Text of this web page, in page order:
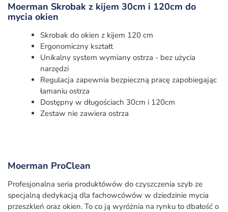
Moerman Skrobak z kijem 30cm i 120cm do
mycia okien
Skrobak do okien z kijem 120 cm
Ergonomiczny kształt
Unikalny system wymiany ostrza - bez użycia
narzędzi
Regulacja zapewnia bezpieczną pracę zapobiegając
łamaniu ostrza
Dostępny w długościach 30cm i 120cm
Zestaw nie zawiera ostrza
Moerman ProClean
Profesjonalna seria produktówów do czyszczenia szyb ze
specjalną dedykacją dla fachowcówów w dziedzinie mycia
przeszkleń oraz okien. To co ją wyróżnia na rynku to dbałość o